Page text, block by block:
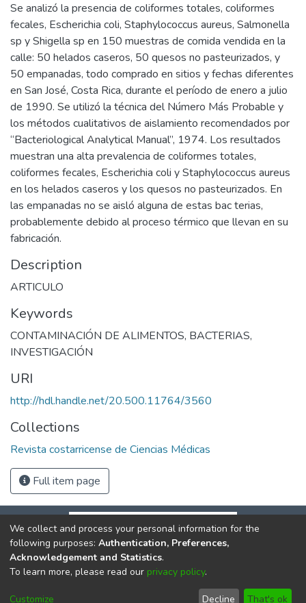
Se analizó la presencia de coliformes totales, coliformes
fecales, Escherichia coli, Staphylococcus aureus, Salmonella
sp y Shigella sp en 150 muestras de comida vendida en la
calle: 50 helados caseros, 50 quesos no pasteurizados, y
50 empanadas, todo comprado en sitios y fechas diferentes
en San José, Costa Rica, durante el período de enero a julio
de 1990. Se utilizó la técnica del Número Más Probable y
los métodos cualitativos de aislamiento recomendados por
“Bacteriological Analytical Manual”, 1974. Los resultados
muestran una alta prevalencia de coliformes totales,
coliformes fecales, Escherichia coli y Staphylococcus aureus
en los helados caseros y los quesos no pasteurizados. En
las empanadas no se aisló alguna de estas bac terias,
probablemente debido al proceso térmico que llevan en su
fabricación.
Description
ARTICULO
Keywords
CONTAMINACIÓN DE ALIMENTOS, BACTERIAS,
INVESTIGACIÓN
URI
http://hdl.handle.net/20.500.11764/3560
Collections
Revista costarricense de Ciencias Médicas
Full item page
DSpace softwarecopyright © 2002-2026
Cookie End User Send
We collect and process your personal information for the
following purposes: Authentication, Preferences,
Acknowledgement and Statistics.
To learn more, please read our privacy policy.
Customize Decline That's ok